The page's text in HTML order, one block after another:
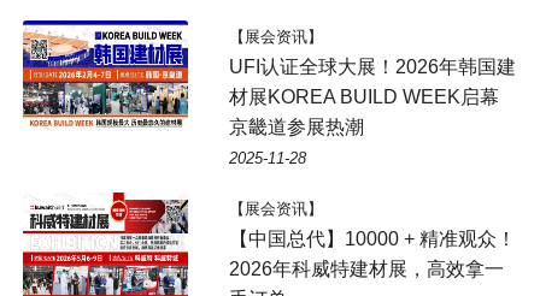
【展会资讯】
UFI认证全球大展！2026年韩国建
材展KOREA BUILD WEEK启幕
京畿道参展热潮
2025-11-28
【展会资讯】
【中国总代】10000 + 精准观众！
2026年科威特建材展，高效拿一